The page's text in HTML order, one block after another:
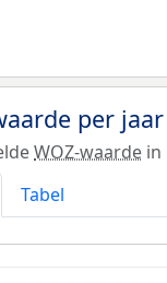
per jaar
WOZ-waarde in
Tabel